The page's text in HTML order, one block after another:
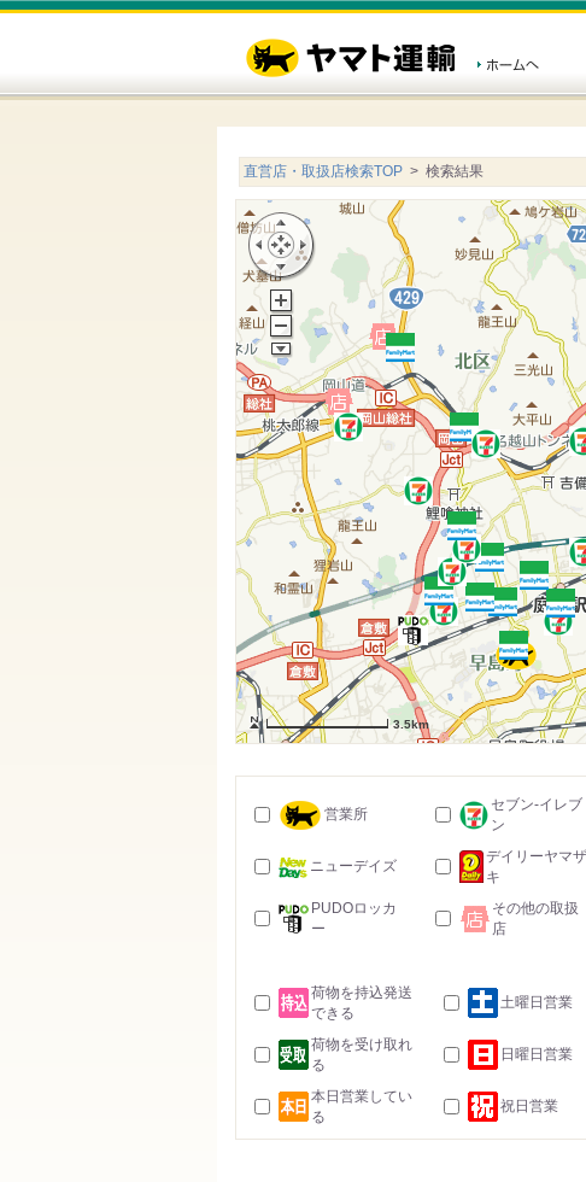
直営店・取扱店検索TOP > 検索結果
3.5km
営業所
セブン-イレブ
ン
ニューデイズ
デイリーヤマザ
キ
PUDOロッカ
ー
その他の取扱
店
荷物を持込発送
できる
土曜日営業
荷物を受け取れ
る
日曜日営業
本日営業してい
る
祝日営業